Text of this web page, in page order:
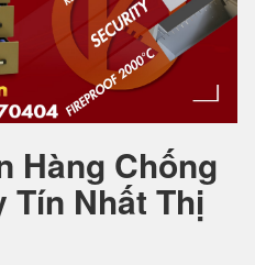
Hàng Chống
Tín Nhất Thị